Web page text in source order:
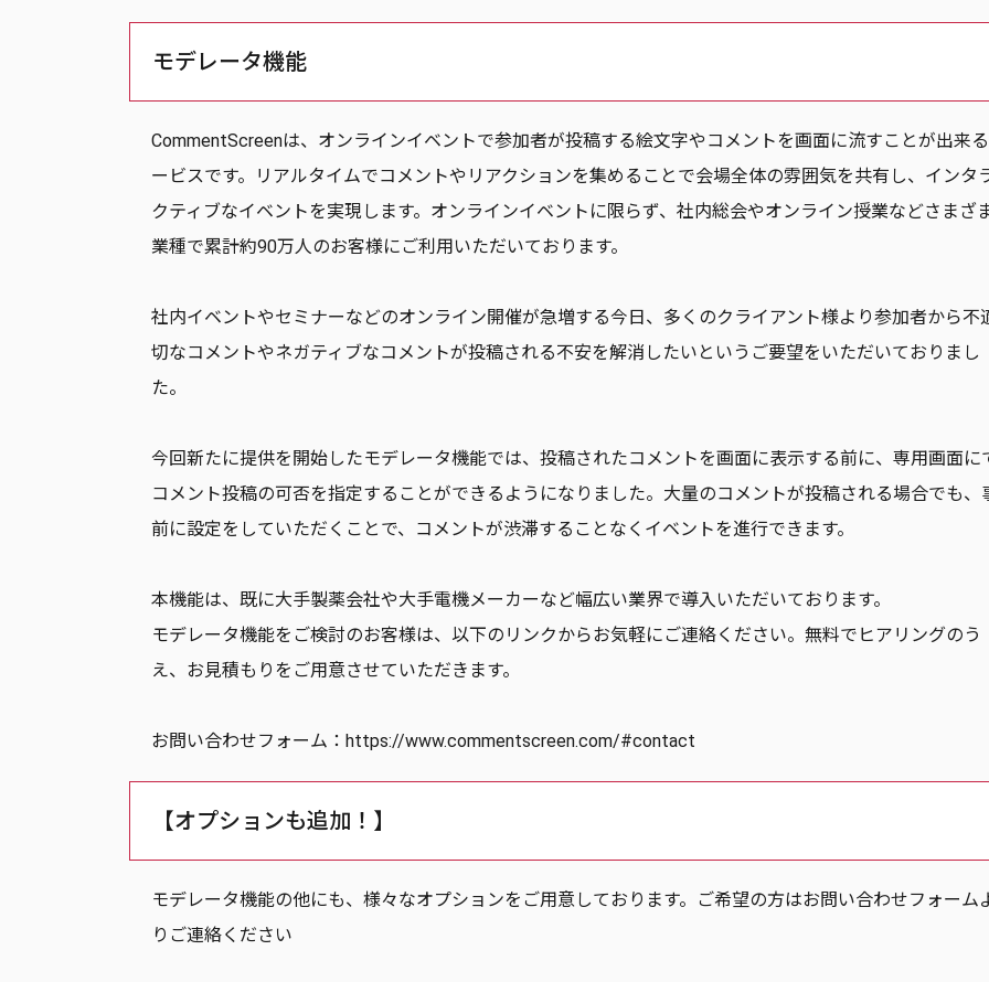
モデレータ機能
CommentScreenは、オンラインイベントで参加者が投稿する絵文字やコメントを画面に流すことが出来
ービスです。リアルタイムでコメントやリアクションを集めることで会場全体の雰囲気を共有し、インタ
クティブなイベントを実現します。オンラインイベントに限らず、社内総会やオンライン授業などさまざ
業種で累計約90万人のお客様にご利用いただいております。
社内イベントやセミナーなどのオンライン開催が急増する今日、多くのクライアント様より参加者から不
切なコメントやネガティブなコメントが投稿される不安を解消したいというご要望をいただいておりまし
た。
今回新たに提供を開始したモデレータ機能では、投稿されたコメントを画面に表示する前に、専用画面に
コメント投稿の可否を指定することができるようになりました。大量のコメントが投稿される場合でも、
前に設定をしていただくことで、コメントが渋滞することなくイベントを進行できます。
本機能は、既に大手製薬会社や大手電機メーカーなど幅広い業界で導入いただいております。
モデレータ機能をご検討のお客様は、以下のリンクからお気軽にご連絡ください。無料でヒアリングのう
え、お見積もりをご用意させていただきます。
お問い合わせフォーム：https://www.commentscreen.com/#contact
【オプションも追加！】
モデレータ機能の他にも、様々なオプションをご用意しております。ご希望の方はお問い合わせフォーム
りご連絡ください